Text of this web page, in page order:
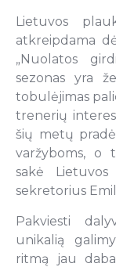
Lietuvos
atkreipdama
„Nuolatos
sezonas yra
tobulėjimas
trenerių
šių metų
varžyboms, o
sakė Lietuvos
sekretorius
Pakviesti
unikalią
ritmą jau